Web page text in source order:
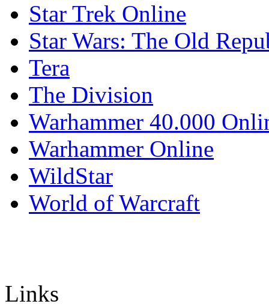
Star Trek Online
Star Wars: The Old
Tera
The Division
Warhammer 40.000
Warhammer Online
WildStar
World of Warcraft
Links